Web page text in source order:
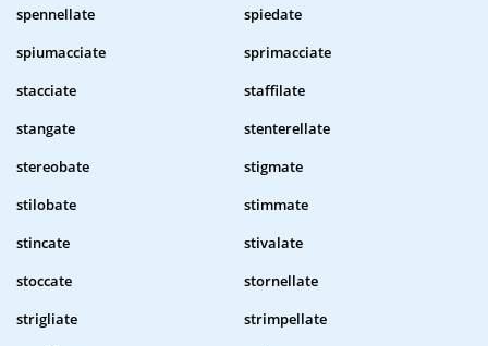
spennellate
spiedate
spiumacciate
sprimacciate
stacciate
staffilate
stangate
stenterellate
stereobate
stigmate
stilobate
stimmate
stincate
stivalate
stoccate
stornellate
strigliate
strimpellate